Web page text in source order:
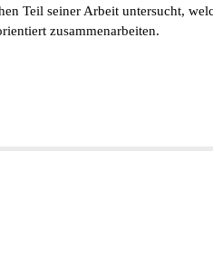
Teil seiner Arbeit untersucht,
zusammenarbeiten.